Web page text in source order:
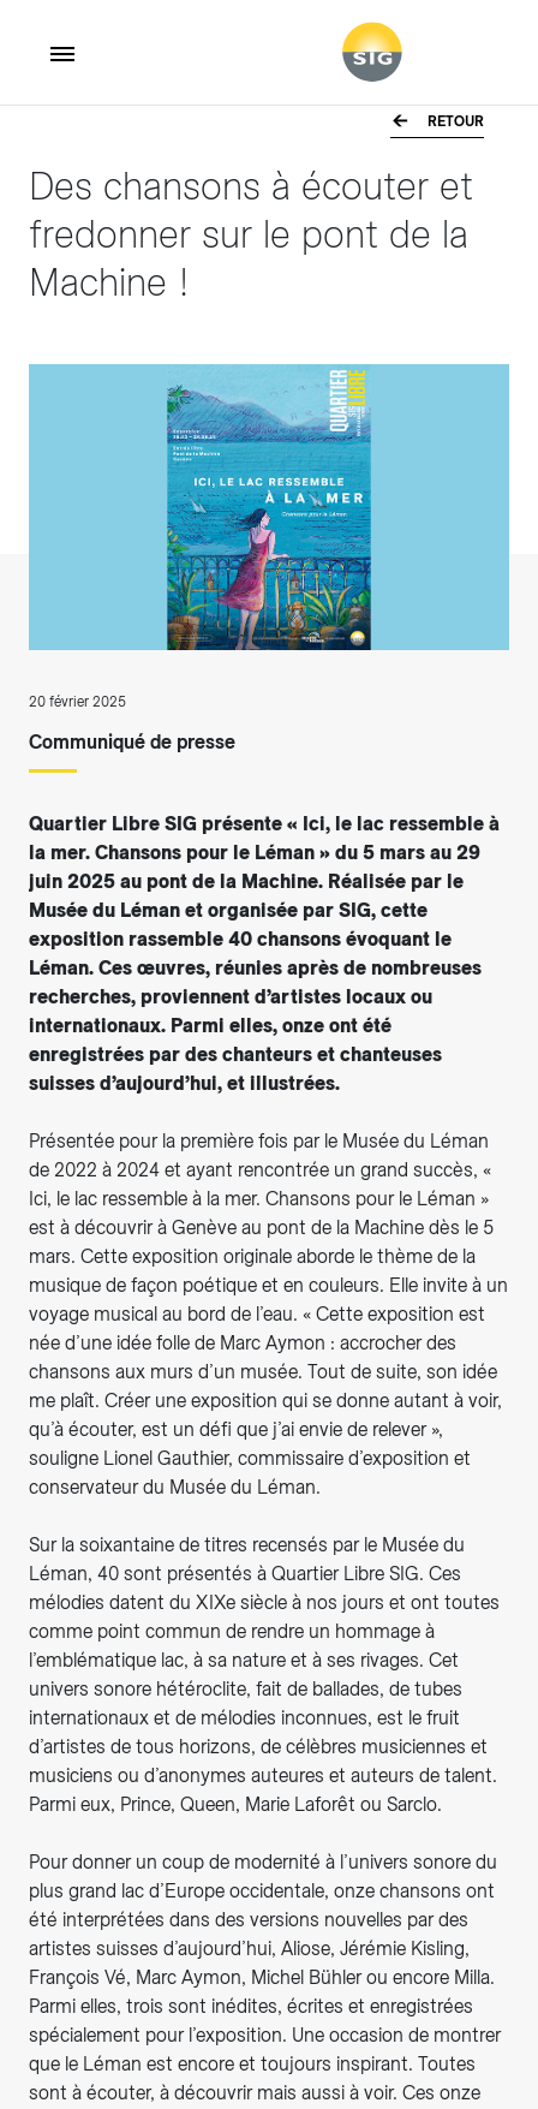
RETOUR
Des chansons à écouter et
fredonner sur le pont de la
Machine !
20 février 2025
Communiqué de presse
Quartier Libre SIG présente « Ici, le lac ressemble à
la mer. Chansons pour le Léman » du 5 mars au 29
juin 2025 au pont de la Machine. Réalisée par le
Musée du Léman et organisée par SIG, cette
exposition rassemble 40 chansons évoquant le
Léman. Ces œuvres, réunies après de nombreuses
recherches, proviennent d’artistes locaux ou
internationaux. Parmi elles, onze ont été
enregistrées par des chanteurs et chanteuses
suisses d’aujourd’hui, et illustrées.
Présentée pour la première fois par le Musée du Léman
de 2022 à 2024 et ayant rencontrée un grand succès, «
Ici, le lac ressemble à la mer. Chansons pour le Léman »
est à découvrir à Genève au pont de la Machine dès le 5
mars. Cette exposition originale aborde le thème de la
musique de façon poétique et en couleurs. Elle invite à un
voyage musical au bord de l’eau. « Cette exposition est
née d’une idée folle de Marc Aymon : accrocher des
chansons aux murs d’un musée. Tout de suite, son idée
me plaît. Créer une exposition qui se donne autant à voir,
qu’à écouter, est un défi que j’ai envie de relever »,
souligne Lionel Gauthier, commissaire d’exposition et
conservateur du Musée du Léman.
Sur la soixantaine de titres recensés par le Musée du
Léman, 40 sont présentés à Quartier Libre SIG. Ces
mélodies datent du XIXe siècle à nos jours et ont toutes
comme point commun de rendre un hommage à
l’emblématique lac, à sa nature et à ses rivages. Cet
univers sonore hétéroclite, fait de ballades, de tubes
internationaux et de mélodies inconnues, est le fruit
d’artistes de tous horizons, de célèbres musiciennes et
musiciens ou d’anonymes auteures et auteurs de talent.
Parmi eux, Prince, Queen, Marie Laforêt ou Sarclo.
Pour donner un coup de modernité à l’univers sonore du
plus grand lac d’Europe occidentale, onze chansons ont
été interprétées dans des versions nouvelles par des
artistes suisses d’aujourd’hui, Aliose, Jérémie Kisling,
François Vé, Marc Aymon, Michel Bühler ou encore Milla.
Parmi elles, trois sont inédites, écrites et enregistrées
spécialement pour l’exposition. Une occasion de montrer
que le Léman est encore et toujours inspirant. Toutes
sont à écouter, à découvrir mais aussi à voir. Ces onze